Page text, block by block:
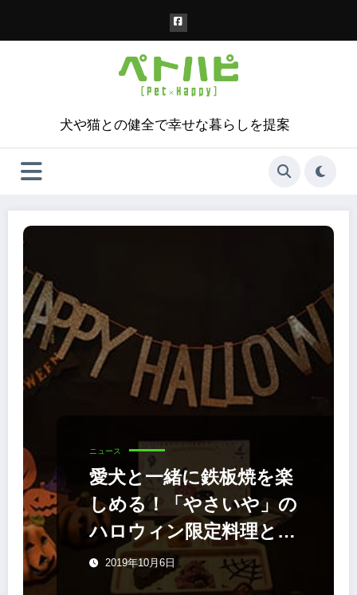
犬や猫との健全で幸せな暮らしを提案
ニュース
愛犬と一緒に鉄板焼を楽
しめる！「やさいや」の
ハロウィン限定料理とキ
ャンペーン
2019年10月6日